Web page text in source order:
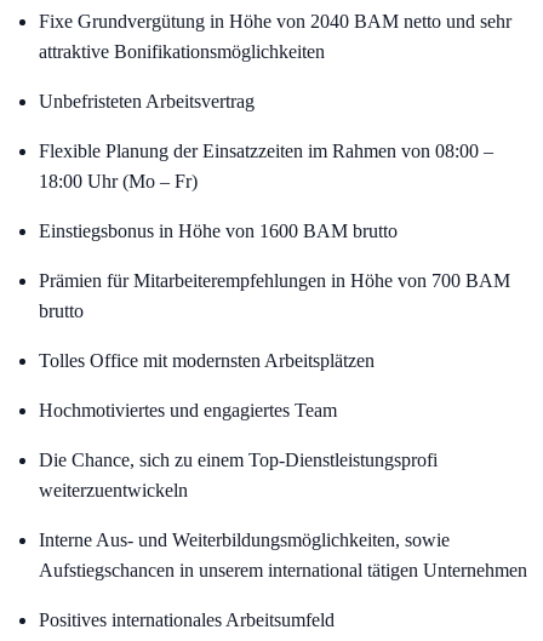
Fixe Grundvergütung in Höhe von 2040 BAM netto und sehr
attraktive Bonifikationsmöglichkeiten
Unbefristeten Arbeitsvertrag
Flexible Planung der Einsatzzeiten im Rahmen von 08:00 –
18:00 Uhr (Mo – Fr)
Einstiegsbonus in Höhe von 1600 BAM brutto
Prämien für Mitarbeiterempfehlungen in Höhe von 700 BAM
brutto
Tolles Office mit modernsten Arbeitsplätzen
Hochmotiviertes und engagiertes Team
Die Chance, sich zu einem Top-Dienstleistungsprofi
weiterzuentwickeln
Interne Aus- und Weiterbildungsmöglichkeiten, sowie
Aufstiegschancen in unserem international tätigen Unternehmen
Positives internationales Arbeitsumfeld